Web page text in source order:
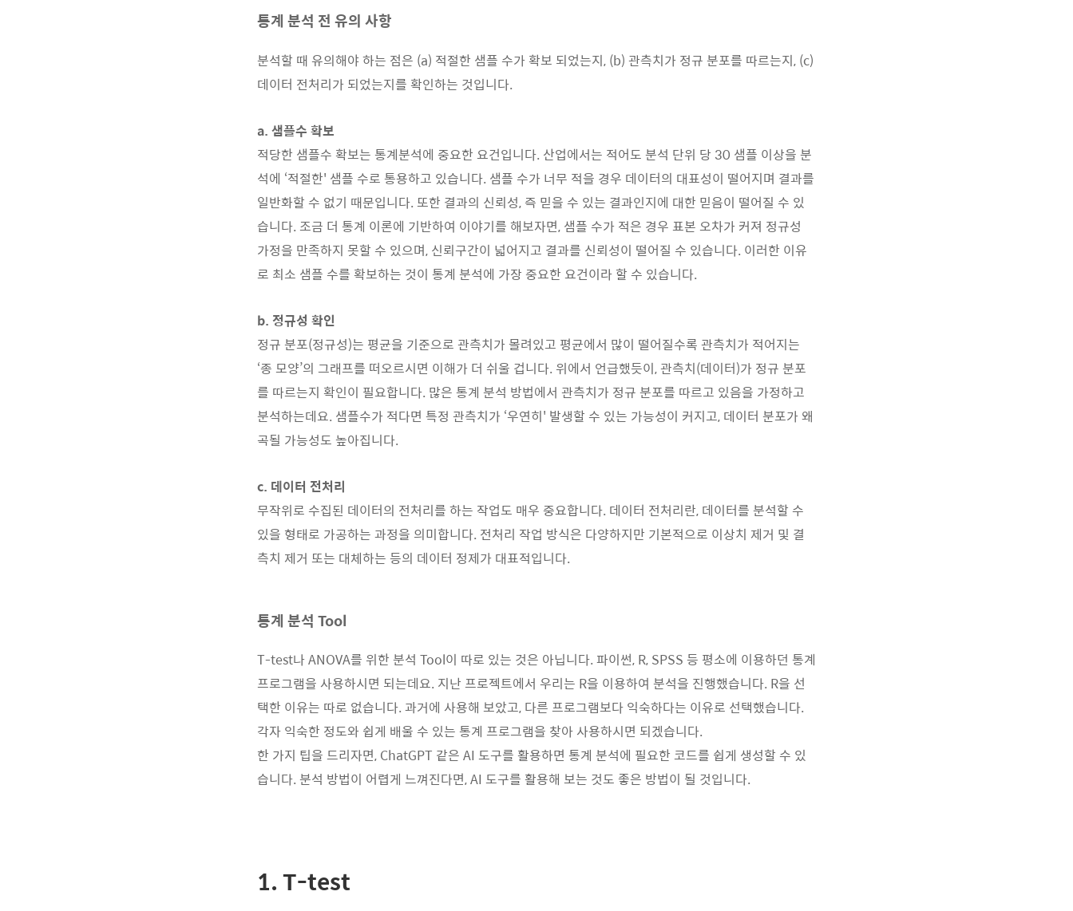
통계 분석 전 유의 사항
분석할 때 유의해야 하는 점은 (a) 적절한 샘플 수가 확보 되었는지, (b) 관측치가 정규 분포를 따르는지, (c)
데이터 전처리가 되었는지를 확인하는 것입니다.
a. 샘플수 확보
적당한 샘플수 확보는 통계분석에 중요한 요건입니다. 산업에서는 적어도 분석 단위 당 30 샘플 이상을 분
석에 ‘적절한' 샘플 수로 통용하고 있습니다. 샘플 수가 너무 적을 경우 데이터의 대표성이 떨어지며 결과를
일반화할 수 없기 때문입니다. 또한 결과의 신뢰성, 즉 믿을 수 있는 결과인지에 대한 믿음이 떨어질 수 있
습니다. 조금 더 통계 이론에 기반하여 이야기를 해보자면, 샘플 수가 적은 경우 표본 오차가 커져 정규성
가정을 만족하지 못할 수 있으며, 신뢰구간이 넓어지고 결과를 신뢰성이 떨어질 수 있습니다. 이러한 이유
로 최소 샘플 수를 확보하는 것이 통계 분석에 가장 중요한 요건이라 할 수 있습니다.
b. 정규성 확인
정규 분포(정규성)는 평균을 기준으로 관측치가 몰려있고 평균에서 많이 떨어질수록 관측치가 적어지는
‘종 모양’의 그래프를 떠오르시면 이해가 더 쉬울 겁니다. 위에서 언급했듯이, 관측치(데이터)가 정규 분포
를 따르는지 확인이 필요합니다. 많은 통계 분석 방법에서 관측치가 정규 분포를 따르고 있음을 가정하고
분석하는데요. 샘플수가 적다면 특정 관측치가 ‘우연히' 발생할 수 있는 가능성이 커지고, 데이터 분포가 왜
곡될 가능성도 높아집니다.
c. 데이터 전처리
무작위로 수집된 데이터의 전처리를 하는 작업도 매우 중요합니다. 데이터 전처리란, 데이터를 분석할 수
있을 형태로 가공하는 과정을 의미합니다. 전처리 작업 방식은 다양하지만 기본적으로 이상치 제거 및 결
측치 제거 또는 대체하는 등의 데이터 정제가 대표적입니다.
통계 분석 Tool
T-test나 ANOVA를 위한 분석 Tool이 따로 있는 것은 아닙니다. 파이썬, R, SPSS 등 평소에 이용하던 통계
프로그램을 사용하시면 되는데요. 지난 프로젝트에서 우리는 R을 이용하여 분석을 진행했습니다. R을 선
택한 이유는 따로 없습니다. 과거에 사용해 보았고, 다른 프로그램보다 익숙하다는 이유로 선택했습니다.
각자 익숙한 정도와 쉽게 배울 수 있는 통계 프로그램을 찾아 사용하시면 되겠습니다.
한 가지 팁을 드리자면, ChatGPT 같은 AI 도구를 활용하면 통계 분석에 필요한 코드를 쉽게 생성할 수 있
습니다. 분석 방법이 어렵게 느껴진다면, AI 도구를 활용해 보는 것도 좋은 방법이 될 것입니다.
1. T-test